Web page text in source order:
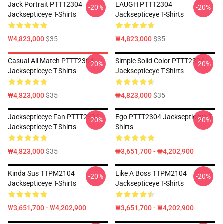
Jack Portrait PTTT2304
Jacksepticeye T-Shirts
₩4,823,000$35
-20%
LAUGH PTTT2304
Jacksepticeye T-Shirts
₩4,823,000$35
-20%
Casual All Match PTTT2304
Jacksepticeye T-Shirts
₩4,823,000$35
-20%
Simple Solid Color PTTT2304
Jacksepticeye T-Shirts
₩4,823,000$35
-20%
Jacksepticeye Fan PTTT2304
Jacksepticeye T-Shirts
₩4,823,000$35
-20%
Ego PTTT2304 Jacksepticeye T-
Shirts
₩3,651,700 - ₩4,202,900
-20%
Kinda Sus TTPM2104
Jacksepticeye T-Shirts
₩3,651,700 - ₩4,202,900
-20%
Like A Boss TTPM2104
Jacksepticeye T-Shirts
₩3,651,700 - ₩4,202,900
-20%